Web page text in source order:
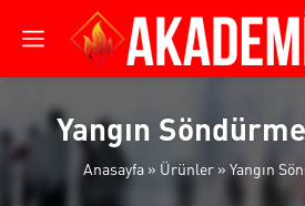
Yangın
Anasayfa » Ürünler » Yangın